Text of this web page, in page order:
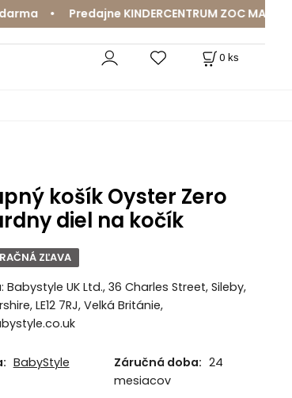
Predajne KINDERCENTRUM ZOC MAX a
0 ks
košík Oyster Zero
diel na kočík
ZĽAVA
Babystyle UK Ltd., 36 Charles Street, Sileby,
LE12 7RJ, Velká Británie,
BabyStyle
Záručná doba: 24
mesiacov